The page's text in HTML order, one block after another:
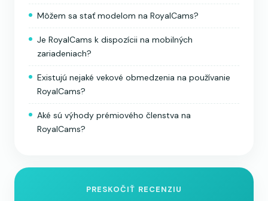
Môžem sa stať modelom na RoyalCams?
Je RoyalCams k dispozícii na mobilných
zariadeniach?
Existujú nejaké vekové obmedzenia na používanie
RoyalCams?
Aké sú výhody prémiového členstva na
RoyalCams?
PRESKOČIŤ RECENZIU